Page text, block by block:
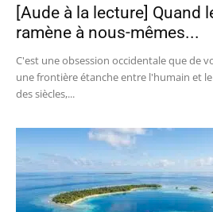
[Aude à la lecture] Quand
ramène à nous-mêmes...
C'est une obsession occidentale que de
une frontière étanche entre l'humain et
des siècles,...